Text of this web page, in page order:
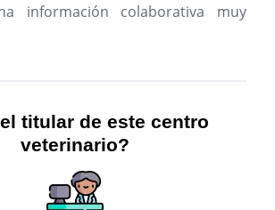
información colaborativa muy
titular de este centro
veterinario?